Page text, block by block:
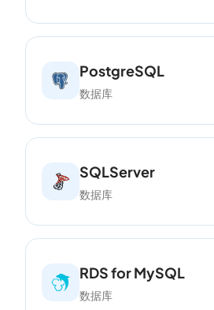
PostgreSQL
数据库
SQLServer
数据库
RDS for MySQL
数据库